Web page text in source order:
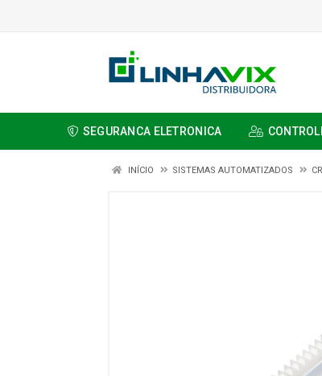
SEGURANCA ELETRONICA
INÍCIO SISTEMAS AUTOMATIZADOS